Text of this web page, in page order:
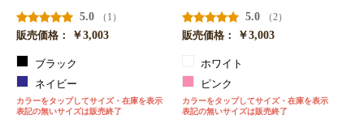
5.0
（1）
販売価格：
￥3,003
ブラック
ネイビー
カラーをタップしてサイズ・在庫を表示
表記の無いサイズは販売終了
5.0
（2）
販売価格：
￥3,003
ホワイト
ピンク
カラーをタップしてサイズ・在庫を表示
表記の無いサイズは販売終了